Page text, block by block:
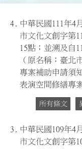
4.
中華民國111年4
市文化文創字第
15點；並溯及自
（原名稱：臺北
專案補助申請須
表演空間修繕專
所有條文
3. 中華民國109年4
市文化文創字第